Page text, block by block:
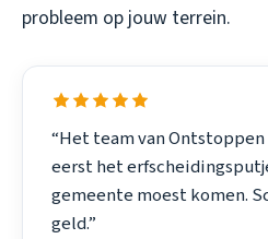
probleem op jouw terrein.
“Het team van
eerst het
gemeente moest komen.
geld.”